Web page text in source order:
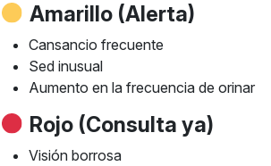
Amarillo (Alerta)
Cansancio frecuente
Sed inusual
Aumento en la frecuencia de orinar
Rojo (Consulta ya)
Visión borrosa